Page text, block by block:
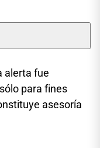
alerta fue
para fines
asesoría